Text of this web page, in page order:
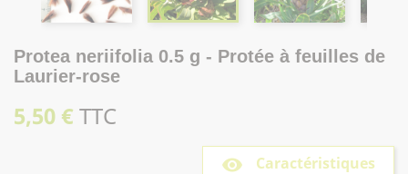
Protea neriifolia 0.5 g - Protée à feuilles de
Laurier-rose
5,50 €TTC
remove_red_eye Caractéristiques